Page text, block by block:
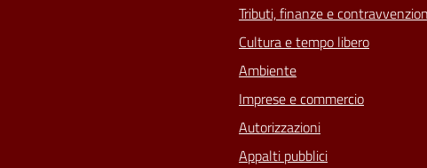
Tributi, finanze e
Cultura e tempo libero
Ambiente
Imprese e commercio
Autorizzazioni
Appalti pubblici